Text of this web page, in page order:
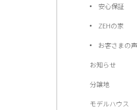
安心保証
ZEHの家
お客さまの声
お知らせ
分譲地
モデルハウス